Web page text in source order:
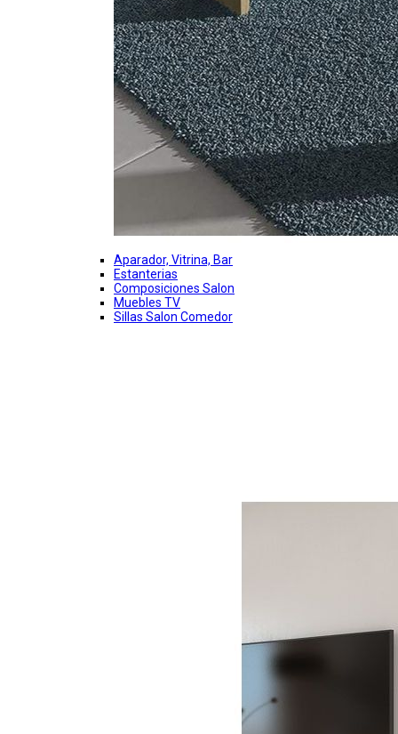
Aparador, Vitrina, Bar
Estanterias
Composiciones Salon
Muebles TV
Sillas Salon Comedor